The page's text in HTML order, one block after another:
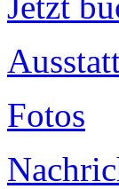
Fotos